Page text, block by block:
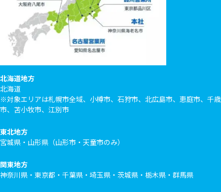
北海道地方
北海道
※対象エリアは札幌市全域、小樽市、石狩市、北広島市、恵庭市、千歳
市、苫小牧市、江別市
東北地方
宮城県・山形県（山形市・天童市のみ）
関東地方
神奈川県・東京都・千葉県・埼玉県・茨城県・栃木県・群馬県